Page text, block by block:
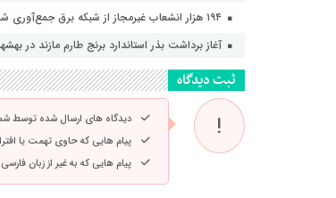
۱۹۴ هزار انشعاب غیرمجاز از شبکه برق جمع‌آوری شد
آغاز برداشت بذر استاندارد برنج طارم مازند در
ثبت دیدگاه
دیدگاه های ارسال شده توسط
پیام هایی که حاوی تهمت یا
پیام هایی که به غیر از زبان